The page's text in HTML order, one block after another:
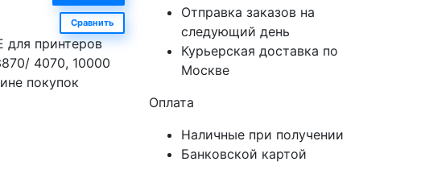
Сравнить
для принтеров
4070, 10000
покупок
Отправка заказов на
следующий день
Курьерская доставка по
Москве
Оплата
Наличные при получении
Банковской картой